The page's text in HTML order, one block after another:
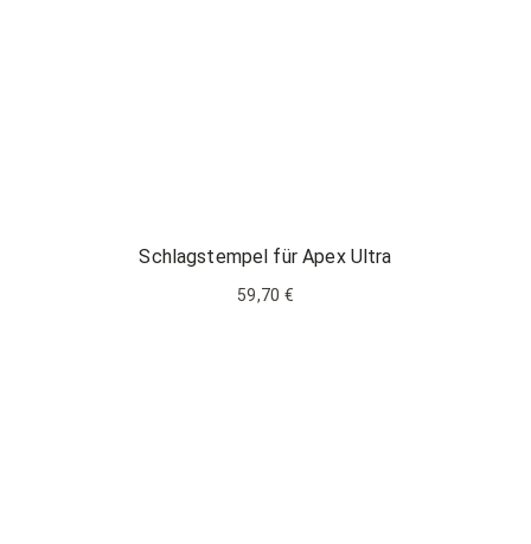
Schlagstempel für Apex Ultra
59,70 €